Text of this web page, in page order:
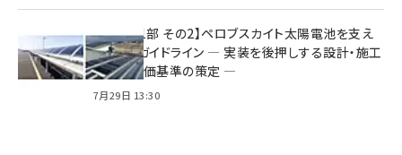
特集【第1部 その2】ペロブスカイト太陽電池を支え
る2つのガイドライン ― 実装を後押しする設計・施工
方針と評価基準の策定 ―
7月29日 13:30